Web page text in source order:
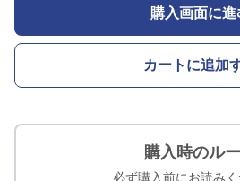
購入画面に進
カートに追加
購入時のル
必ず購入前にお読みく